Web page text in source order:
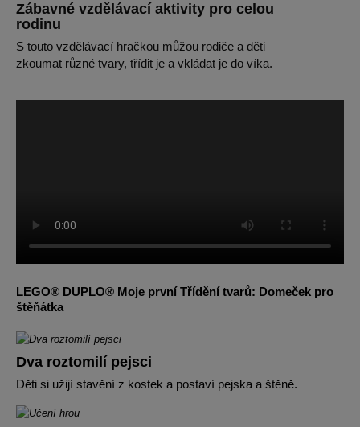
Zábavné vzdělávací aktivity pro celou
rodinu
S touto vzdělávací hračkou můžou rodiče a děti
zkoumat různé tvary, třídit je a vkládat je do víka.
LEGO® DUPLO® Moje první Třídění tvarů: Domeček pro
štěňátka
Dva roztomilí pejsci
Děti si užijí stavění z kostek a postaví pejska a štěně.